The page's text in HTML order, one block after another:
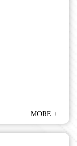
MORE +